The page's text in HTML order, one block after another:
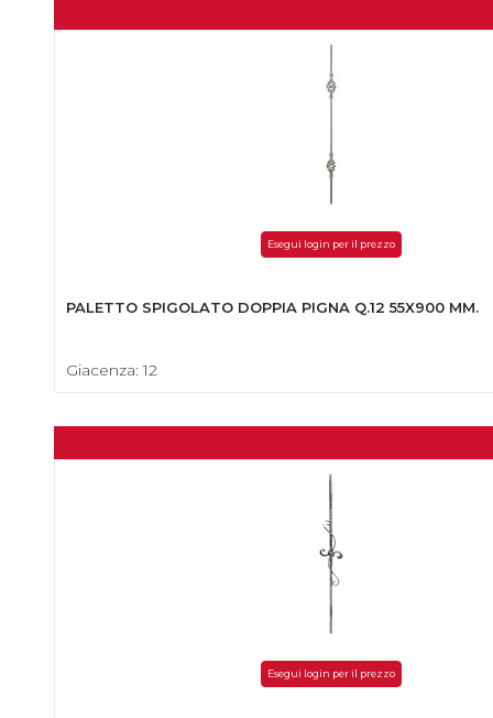
Esegui login per il prezzo
PALETTO SPIGOLATO DOPPIA PIGNA Q.12 55X900 MM.
Giacenza: 12
Esegui login per il prezzo